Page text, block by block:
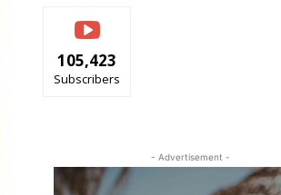
105,423
Subscribers
- Advertisement -